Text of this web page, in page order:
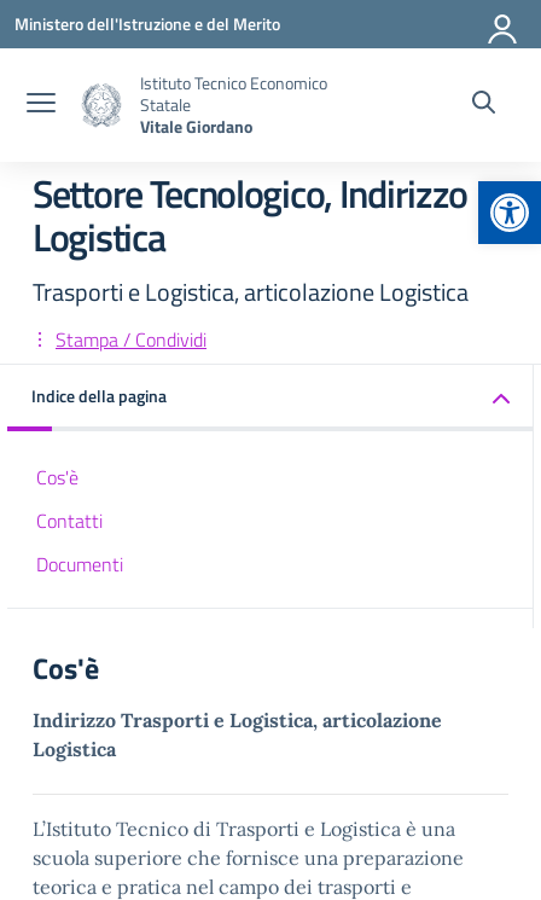
Vai ai contenuti
Vai al menu di navigazione
Vai al footer
Ministero dell'Istruzione e del Merito
Istituto Tecnico Economico
Statale
Vitale Giordano
Settore Tecnologico, Indirizzo
Logistica
Trasporti e Logistica, articolazione Logistica
Stampa / Condividi
Indice della pagina
Cos'è
Contatti
Documenti
Cos'è
Indirizzo Trasporti e Logistica, articolazione
Logistica
L’Istituto Tecnico di Trasporti e Logistica è una
scuola superiore che fornisce una preparazione
teorica e pratica nel campo dei trasporti e